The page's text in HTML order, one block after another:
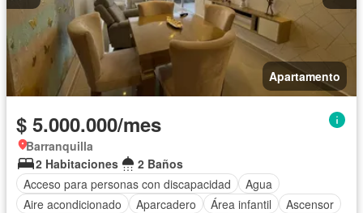
Apartamento
$ 5.000.000/mes
Barranquilla
2 Habitaciones
2 Baños
Acceso para personas con discapacidad
Agua
Aire acondicionado
Aparcadero Área infantil
Ascensor